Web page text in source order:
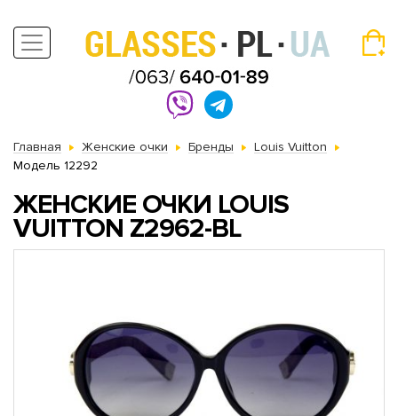
Главная Женские очки Бренды
Louis Vuitton
Модель 12292
ЖЕНСКИЕ ОЧКИ LOUIS
VUITTON Z2962-BL